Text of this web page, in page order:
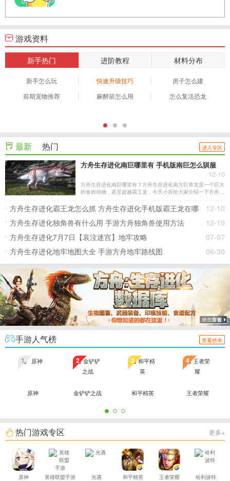
游戏资料
新手热门 进阶教程 材料分布
新手怎么玩 快速升级技巧
房子怎么建
前期宠物推荐
麻醉箭怎么用 怎么复活恐龙
最新 热门 进入专区
方舟生存进化南巨哪里有 手机版南巨怎么驯服
12-10
方舟生存进化南巨哪里有？方舟生存进化南方巨兽龙是一个巨大
的食肉动物，甚至超越霸王龙，今天小辰给大家介绍一下方舟生
12-10
方舟生存进化霸王龙怎么抓 方舟生存进化手机版霸王龙在哪
12-10
方舟生存进化独角兽有什么用 手游方舟独角兽使用方法
07-07
方舟生存进化7月7日【哀泣迷宫】地牢攻略
06-30
方舟生存进化地牢地图大全 手游方舟地牢路线图
手游人气榜 查看榜单
原神
1
金铲铲之战
2
和平精英
3
王者荣耀
4
热门游戏专区 更多+
原神 英雄联盟手游 光遇 和平精英 王者荣耀 哈利波特